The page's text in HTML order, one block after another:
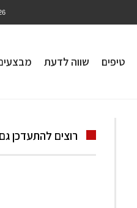
טיפים שווה לדעת
רוצים להתעדכן